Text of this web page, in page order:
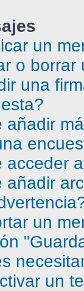
un
o borrar
una
un
un